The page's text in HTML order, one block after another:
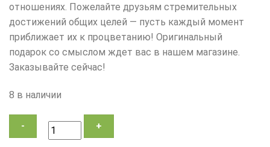
отношениях. Пожелайте друзьям стремительных
достижений общих целей — пусть каждый момент
приближает их к процветанию! Оригинальный
подарок со смыслом ждет вас в нашем магазине.
Заказывайте сейчас!
8 в наличии